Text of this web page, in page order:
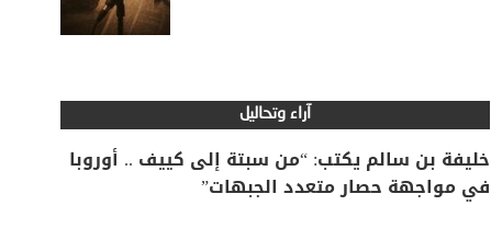
آراء وتحاليل
خليفة بن سالم يكتب: “من سبتة إلى كييف .. أوروبا
في مواجهة حصار متعدد الجبهات”